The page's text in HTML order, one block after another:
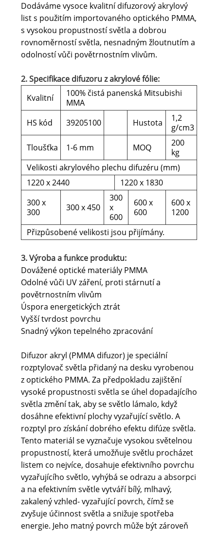
Dodáváme vysoce kvalitní difuzorový akrylový
list s použitím importovaného optického PMMA,
s vysokou propustností světla a dobrou
rovnoměrností světla, nesnadným žloutnutím a
odolností vůči povětrnostním vlivům.
2. Specifikace difuzoru z akrylové fólie:
Kvalitní
100% čistá panenská Mitsubishi
MMA
HS kód
39205100 Hustota
1,2
g/cm3
Tloušťka
1-6 mm MOQ
200
kg
Velikosti akrylového plechu difuzéru (mm)
1220 x 2440
1220 x 1830
300 x
300
300 x 450
300
x
600
600 x
600
600 x
1200
Přizpůsobené velikosti jsou přijímány.
3. Výroba a funkce produktu:
Dovážené optické materiály PMMA
Odolné vůči UV záření, proti stárnutí a
povětrnostním vlivům
Úspora energetických ztrát
Vyšší tvrdost povrchu
Snadný výkon tepelného zpracování
Difuzor akryl (PMMA difuzor) je speciální
rozptylovač světla přidaný na desku vyrobenou
z optického PMMA. Za předpokladu zajištění
vysoké propustnosti světla se úhel dopadajícího
světla změní tak, aby se světlo lámalo, když
dosáhne efektivní plochy vyzařující světlo. A
rozptyl pro získání dobrého efektu difúze světla.
Tento materiál se vyznačuje vysokou světelnou
propustností, která umožňuje světlu procházet
listem co nejvíce, dosahuje efektivního povrchu
vyzařujícího světlo, vyhýbá se odrazu a absorpci
a na efektivním světle vytváří bílý, mlhavý,
zakalený vzhled- vyzařující povrch, čímž se
zvyšuje účinnost světla a snižuje spotřeba
energie. Jeho matný povrch může být zároveň